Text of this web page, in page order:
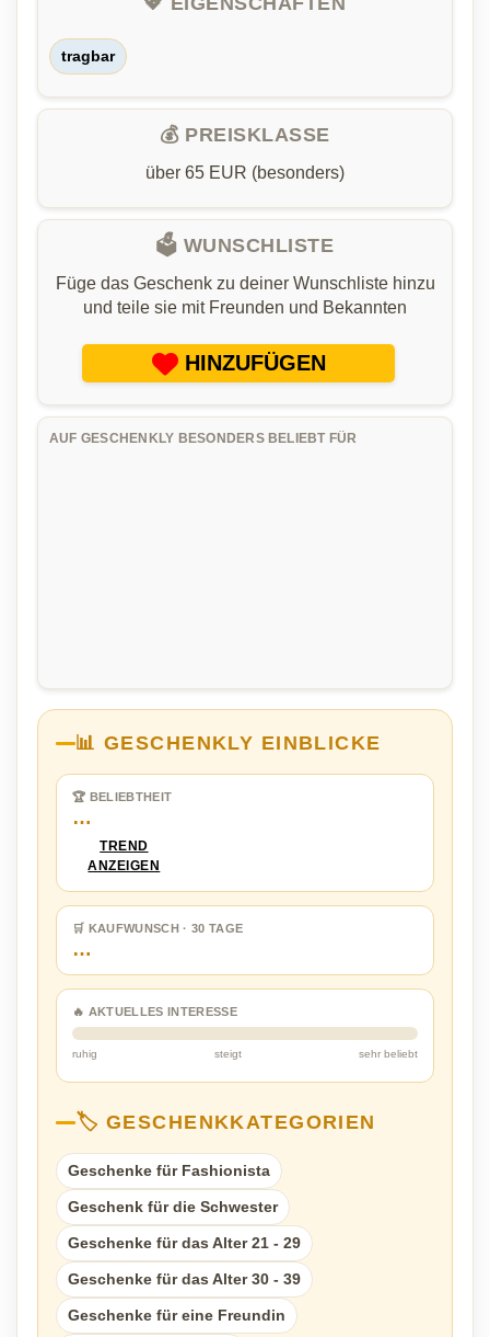
tragbar
💰 PREISKLASSE
über 65 EUR (besonders)
🗳️ WUNSCHLISTE
Füge das Geschenk zu deiner Wunschliste hinzu
und teile sie mit Freunden und Bekannten
HINZUFÜGEN
AUF GESCHENKLY BESONDERS BELIEBT FÜR
📊 GESCHENKLY EINBLICKE
🏆 BELIEBTHEIT
…
TREND
ANZEIGEN
🛒 KAUFWUNSCH · 30 TAGE
…
🔥 AKTUELLES INTERESSE
ruhig steigt sehr beliebt
🏷️ GESCHENKKATEGORIEN
Geschenke für Fashionista
Geschenk für die Schwester
Geschenke für das Alter 21 - 29
Geschenke für das Alter 30 - 39
Geschenke für eine Freundin